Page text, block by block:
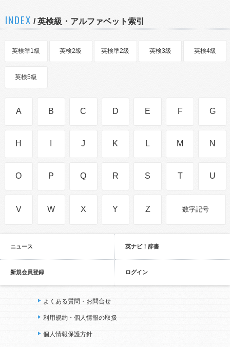
INDEX / 英検級・アルファベット索引
英検準1級 英検2級 英検準2級 英検3級 英検4級
英検5級
A B C D E F G
H J K L M N
O P Q R S T U
V W X Y Z 数字記号
ニュース 英ナビ！辞書
新規会員登録 ログイン
よくある質問・お問合せ
利用規約・個人情報の取扱
個人情報保護方針